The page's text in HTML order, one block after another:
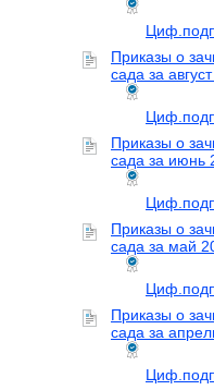
Приказы о
сада за
Приказы о
сада за июнь
Приказы о
сада за май
Приказы о
сада за